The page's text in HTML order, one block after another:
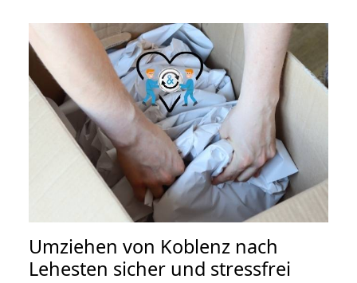
Umziehen von Koblenz nach
Lehesten sicher und stressfrei